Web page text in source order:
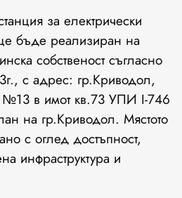
за електрически
бъде реализиран на
собственост съгласно
с адрес: гр.Криводол,
в имот кв.73 УПИ I-746
на гр.Криводол. Мястото
с оглед достъпност,
инфраструктура и